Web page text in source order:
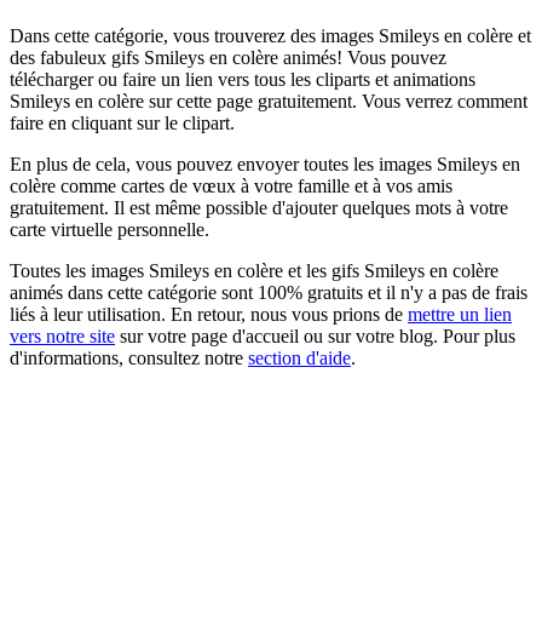
Dans cette catégorie, vous trouverez des images Smileys en colère et
des fabuleux gifs Smileys en colère animés! Vous pouvez
télécharger ou faire un lien vers tous les cliparts et animations
Smileys en colère sur cette page gratuitement. Vous verrez comment
faire en cliquant sur le clipart.
En plus de cela, vous pouvez envoyer toutes les images Smileys en
colère comme cartes de vœux à votre famille et à vos amis
gratuitement. Il est même possible d'ajouter quelques mots à votre
carte virtuelle personnelle.
Toutes les images Smileys en colère et les gifs Smileys en colère
animés dans cette catégorie sont 100% gratuits et il n'y a pas de frais
liés à leur utilisation. En retour, nous vous prions de mettre un lien
vers notre site sur votre page d'accueil ou sur votre blog. Pour plus
d'informations, consultez notre section d'aide.